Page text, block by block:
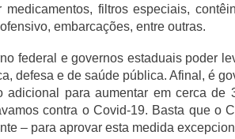
filtros especiais,
embarcações, entre outras.
federal e governos estaduais poder
defesa e de saúde pública. Afinal, é
adicional para aumentar em cerca
contra o Covid-19. Basta que o
– para aprovar esta medida